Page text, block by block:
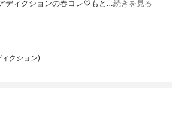
ディクションの春コレ♡もと…続きを見る
クション)